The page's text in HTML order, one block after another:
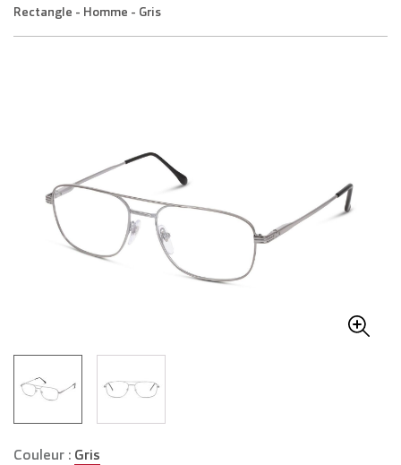
Rectangle - Homme - Gris
Couleur : Gris